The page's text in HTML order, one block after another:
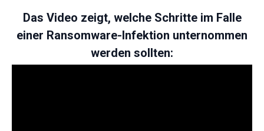
Das Video zeigt, welche Schritte im Falle
einer Ransomware-Infektion unternommen
werden sollten: